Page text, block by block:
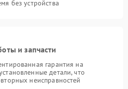
без устройства
и запчасти
гарантия на
детали, что
неисправностей